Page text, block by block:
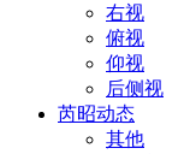
右视
俯视
仰视
后侧视
芮昭动态
其他